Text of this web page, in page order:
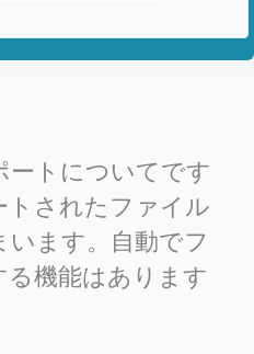
ートについてです
トされたファイル
ます。自動でフ
る機能はあります